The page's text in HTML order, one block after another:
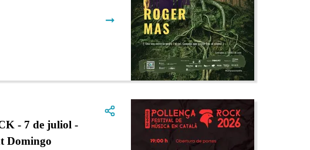
➞
- 7 de juliol -
Domingo